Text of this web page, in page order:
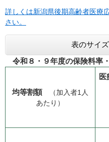
詳しくは新潟県後期高齢者医療
さい。
表のサイ
令和８・９年度の保険料率
均等割額 （加入者1人
あたり）
医